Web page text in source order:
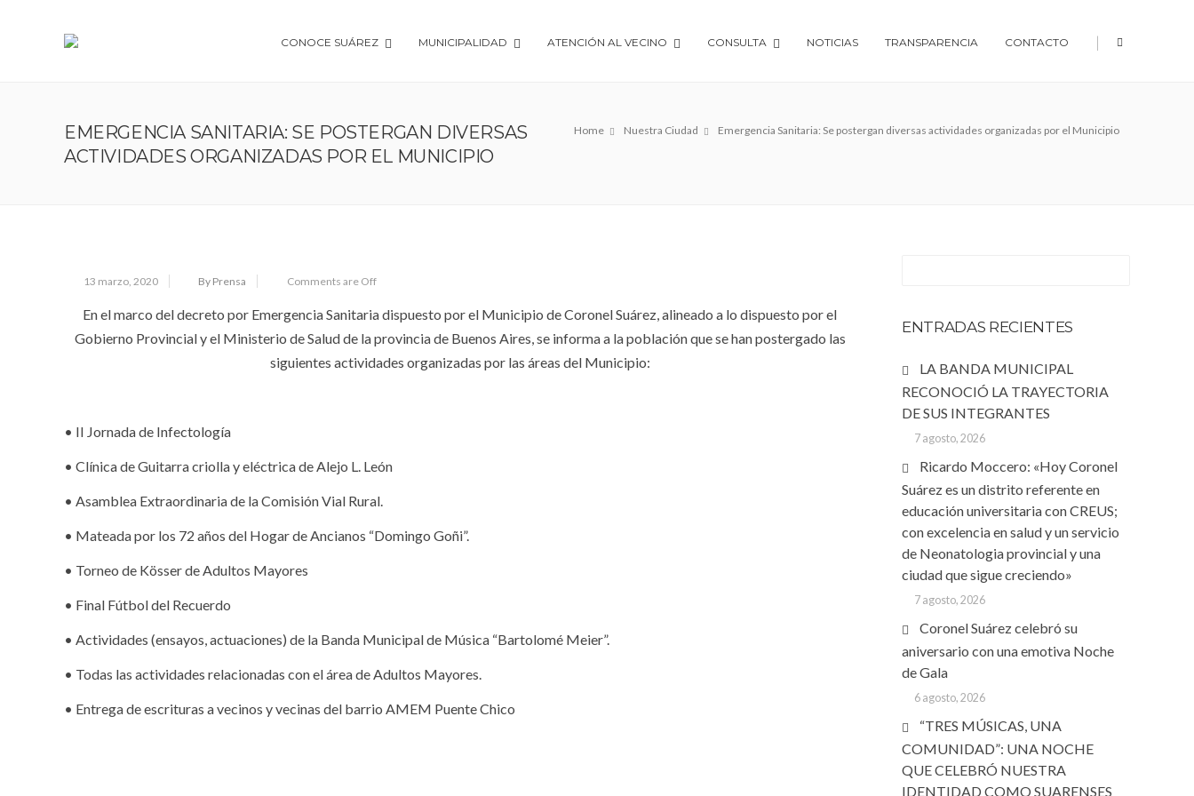
CONOCE SUÁREZ MUNICIPALIDAD ATENCIÓN AL VECINO CONSULTA NOTICIAS TRANSPARENCIA CONTACTO |
Home Nuestra Ciudad Emergencia Sanitaria: Se postergan diversas actividades organizadas por el Municipio
EMERGENCIA SANITARIA: SE POSTERGAN DIVERSAS
ACTIVIDADES ORGANIZADAS POR EL MUNICIPIO
13 marzo, 2020 By Prensa Comments are Off
En el marco del decreto por Emergencia Sanitaria dispuesto por el Municipio de Coronel Suárez, alineado a lo dispuesto por el
Gobierno Provincial y el Ministerio de Salud de la provincia de Buenos Aires, se informa a la población que se han postergado las
siguientes actividades organizadas por las áreas del Municipio:
• II Jornada de Infectología
• Clínica de Guitarra criolla y eléctrica de Alejo L. León
• Asamblea Extraordinaria de la Comisión Vial Rural.
• Mateada por los 72 años del Hogar de Ancianos “Domingo Goñi”.
• Torneo de Kösser de Adultos Mayores
• Final Fútbol del Recuerdo
• Actividades (ensayos, actuaciones) de la Banda Municipal de Música “Bartolomé Meier”.
• Todas las actividades relacionadas con el área de Adultos Mayores.
• Entrega de escrituras a vecinos y vecinas del barrio AMEM Puente Chico
ENTRADAS RECIENTES
LA BANDA MUNICIPAL
RECONOCIÓ LA TRAYECTORIA
DE SUS INTEGRANTES
7 agosto, 2026
Ricardo Moccero: «Hoy Coronel
Suárez es un distrito referente en
educación universitaria con CREUS;
con excelencia en salud y un servicio
de Neonatologia provincial y una
ciudad que sigue creciendo»
7 agosto, 2026
Coronel Suárez celebró su
aniversario con una emotiva Noche
de Gala
6 agosto, 2026
“TRES MÚSICAS, UNA
COMUNIDAD”: UNA NOCHE
QUE CELEBRÓ NUESTRA
IDENTIDAD COMO SUARENSES